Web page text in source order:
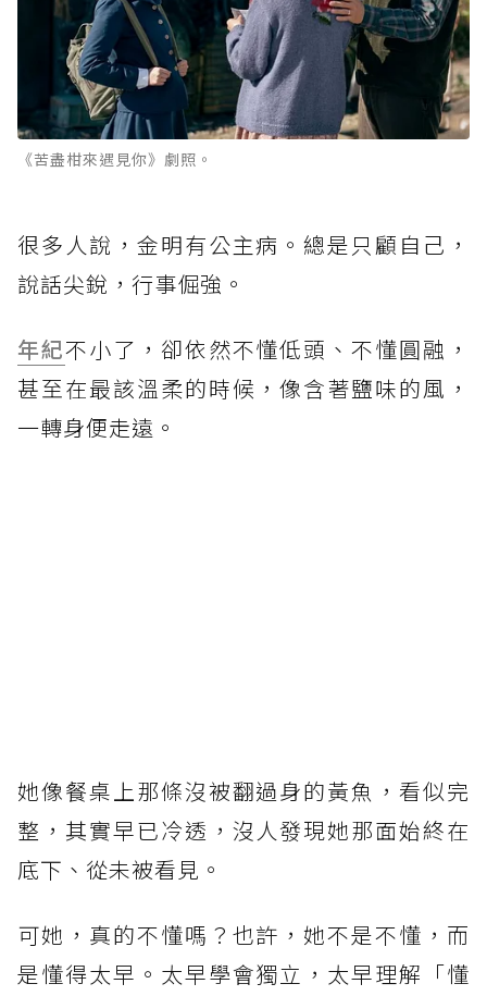
《苦盡柑來遇見你》劇照。
很多人說，金明有公主病。總是只顧自己，
說話尖銳，行事倔強。
年紀不小了，卻依然不懂低頭、不懂圓融，
甚至在最該溫柔的時候，像含著鹽味的風，
一轉身便走遠。
她像餐桌上那條沒被翻過身的黃魚，看似完
整，其實早已冷透，沒人發現她那面始終在
底下、從未被看見。
可她，真的不懂嗎？也許，她不是不懂，而
是懂得太早。太早學會獨立，太早理解「懂